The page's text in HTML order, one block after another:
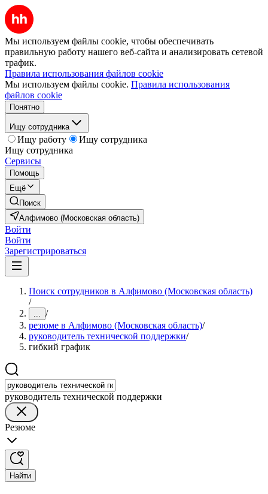
Мы используем файлы cookie, чтобы обеспечивать
правильную работу нашего веб-сайта и анализировать сетевой
трафик.
Правила использования файлов cookie
Мы используем файлы cookie. Правила использования
файлов cookie
Понятно
Ищу сотрудника
Ищу работу
Ищу сотрудника
Ищу сотрудника
Сервисы
Помощь
Ещё
Поиск
Алфимово (Московская область)
Войти
Войти
Зарегистрироваться
Поиск сотрудников в Алфимово (Московская область)
/
... /
резюме в Алфимово (Московская область)/
руководитель технической поддержки/
гибкий график
руководитель технической поддержки
Резюме
Найти